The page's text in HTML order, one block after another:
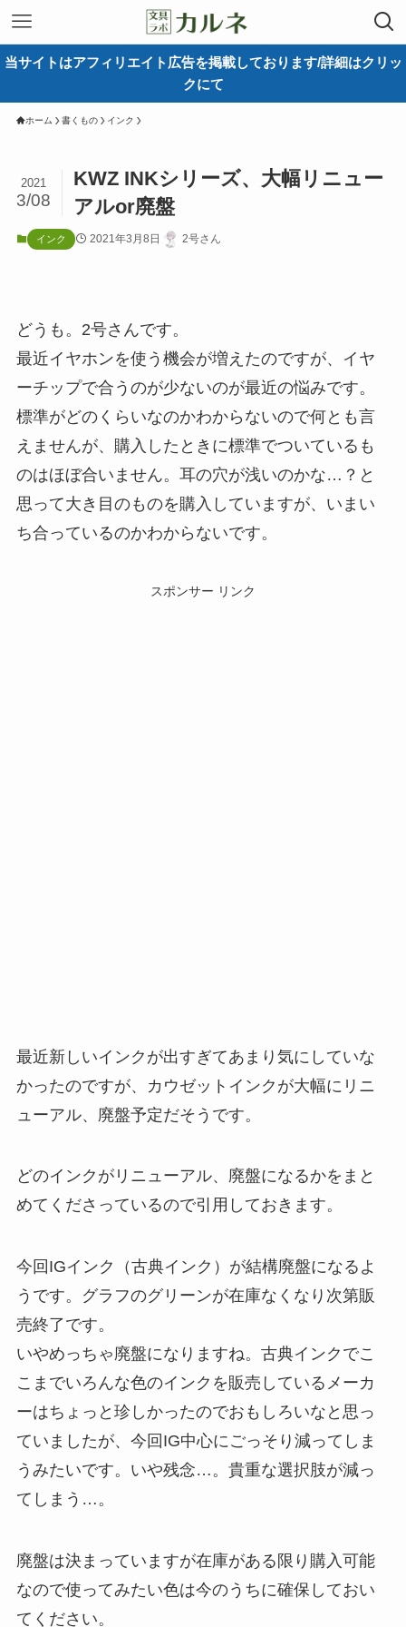
当サイトはアフィリエイト広告を掲載しております/詳細はクリッ
クにて
ホーム 書くもの インク
KWZ INKシリーズ、大幅リニュー
アルor廃盤
2021
3/08
インク 2021年3月8日 2号さん
どうも。2号さんです。
最近イヤホンを使う機会が増えたのですが、イヤ
ーチップで合うのが少ないのが最近の悩みです。
標準がどのくらいなのかわからないので何とも言
えませんが、購入したときに標準でついているも
のはほぼ合いません。耳の穴が浅いのかな…？と
思って大き目のものを購入していますが、いまい
ち合っているのかわからないです。
スポンサー リンク
最近新しいインクが出すぎてあまり気にしていな
かったのですが、カウゼットインクが大幅にリニ
ューアル、廃盤予定だそうです。
どのインクがリニューアル、廃盤になるかをまと
めてくださっているので引用しておきます。
今回IGインク（古典インク）が結構廃盤になるよ
うです。グラフのグリーンが在庫なくなり次第販
売終了です。
いやめっちゃ廃盤になりますね。古典インクでこ
こまでいろんな色のインクを販売しているメーカ
ーはちょっと珍しかったのでおもしろいなと思っ
ていましたが、今回IG中心にごっそり減ってしま
うみたいです。いや残念…。貴重な選択肢が減っ
てしまう…。
廃盤は決まっていますが在庫がある限り購入可能
なので使ってみたい色は今のうちに確保しておい
てください。